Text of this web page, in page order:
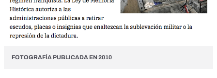
FOTOGRAFÍA PUBLICADA EN 2010